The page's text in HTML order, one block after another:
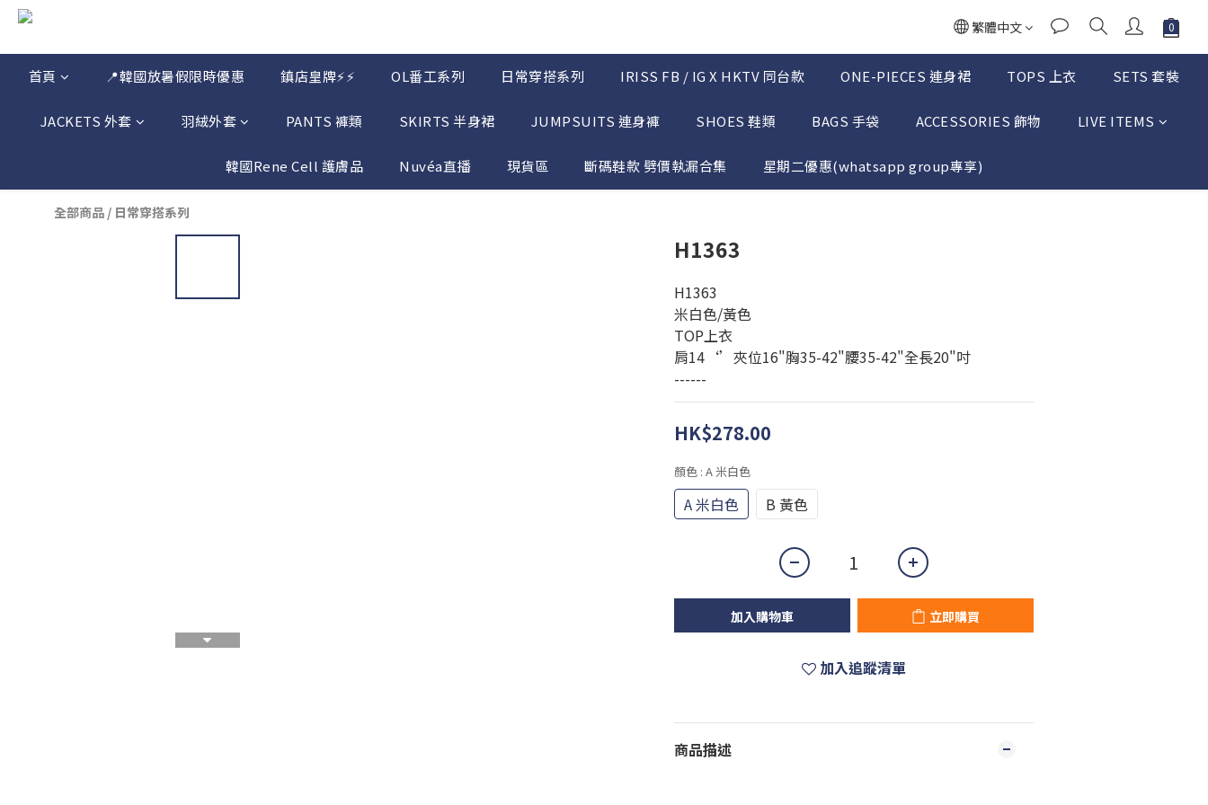
繁體中文
首頁 📍韓國放暑假限時優惠 鎮店皇牌⚡⚡ OL番工系列 日常穿搭系列 IRISS FB / IG X HKTV 同台款 ONE-PIECES 連身裙 TOPS 上衣 SETS 套裝
JACKETS 外套 羽絨外套 PANTS 褲類 SKIRTS 半身裙 JUMPSUITS 連身褲 SHOES 鞋類 BAGS 手袋 ACCESSORIES 飾物 LIVE ITEMS
韓國Rene Cell 護膚品 Nuvéa直播 現貨區 斷碼鞋款 劈價執漏合集 星期二優惠(whatsapp group專享)
全部商品 / 日常穿搭系列
H1363
H1363
米白色/黃色
TOP上衣
肩14‘’夾位16"胸35-42"腰35-42"全長20"吋
------
HK$278.00
顏色 : A 米白色
A 米白色 B 黃色
加入購物車 立即購買
加入追蹤清單
商品描述